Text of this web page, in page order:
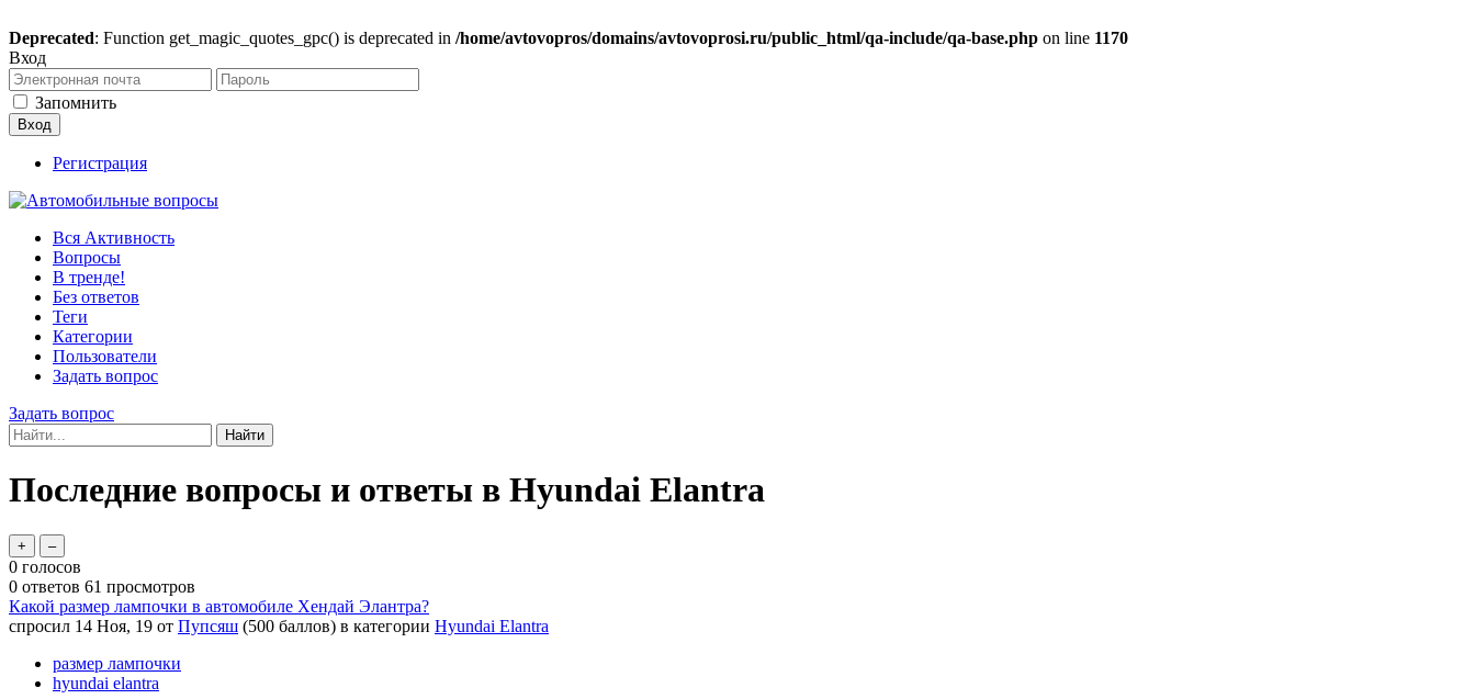
Deprecated: Function get_magic_quotes_gpc() is deprecated in /home/avtovopros/domains/avtovoprosi.ru/public_html/qa-include/qa-base.php on line 1170
Вход
Запомнить
Регистрация
Вся Активность
Вопросы
В тренде!
Без ответов
Теги
Категории
Пользователи
Задать вопрос
Задать вопрос
Последние вопросы и ответы в Hyundai Elantra
0 голосов
0 ответов 61 просмотров
Какой размер лампочки в автомобиле Хендай Элантра?
спросил 14 Ноя, 19 от Пупсяш (500 баллов) в категории Hyundai Elantra
размер лампочки
hyundai elantra